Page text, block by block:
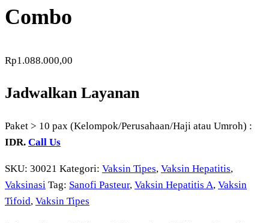
Combo
Rp1.088.000,00
Jadwalkan Layanan
Paket > 10 pax (Kelompok/Perusahaan/Haji atau Umroh) :
IDR. Call Us
SKU: 30021 Kategori: Vaksin Tipes, Vaksin Hepatitis,
Vaksinasi Tag: Sanofi Pasteur, Vaksin Hepatitis A, Vaksin
Tifoid, Vaksin Tipes